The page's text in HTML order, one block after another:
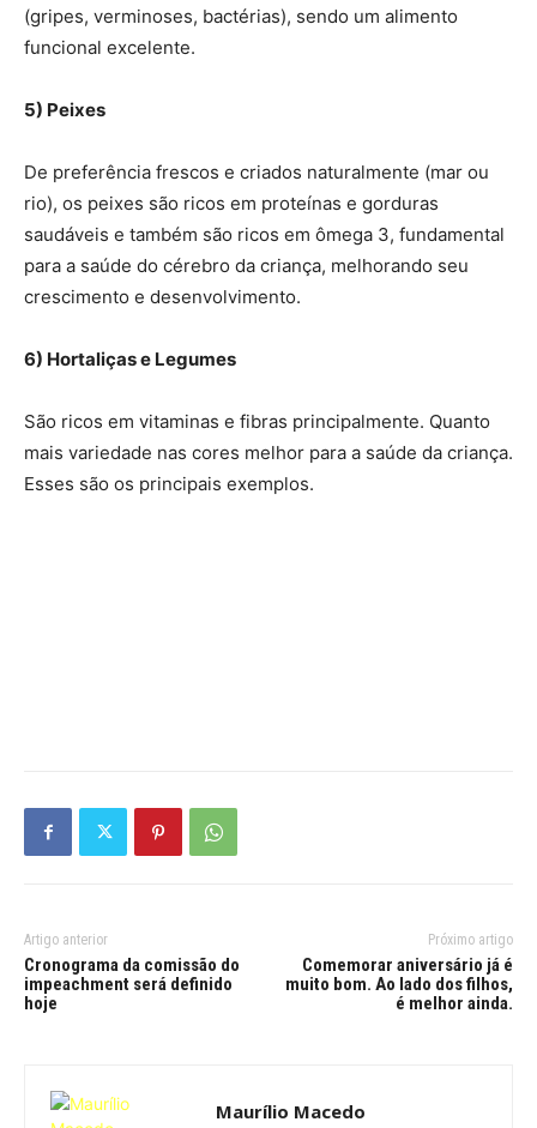
(gripes, verminoses, bactérias), sendo um alimento
funcional excelente.
5) Peixes
De preferência frescos e criados naturalmente (mar ou
rio), os peixes são ricos em proteínas e gorduras
saudáveis e também são ricos em ômega 3, fundamental
para a saúde do cérebro da criança, melhorando seu
crescimento e desenvolvimento.
6) Hortaliças e Legumes
São ricos em vitaminas e fibras principalmente. Quanto
mais variedade nas cores melhor para a saúde da criança.
Esses são os principais exemplos.
Artigo anterior
Cronograma da comissão do
impeachment será definido
hoje
Próximo artigo
Comemorar aniversário já é
muito bom. Ao lado dos filhos,
é melhor ainda.
Maurílio Macedo